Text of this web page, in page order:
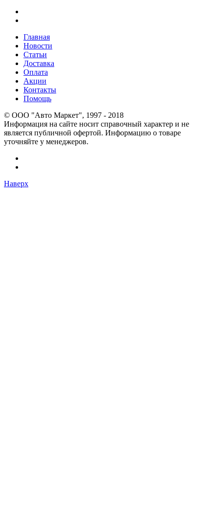
Главная
Новости
Статьи
Доставка
Оплата
Акции
Контакты
Помощь
© OOO "Авто Маркет", 1997 - 2018
Информация на сайте носит справочный характер и не
является публичной офертой. Информацию о товаре
уточняйте у менеджеров.
Наверх